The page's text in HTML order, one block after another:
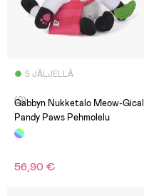
5 JÄLJELLÄ
(0)
Gabbyn Nukketalo Meow-Gical
Pandy Paws Pehmolelu
56,90 €